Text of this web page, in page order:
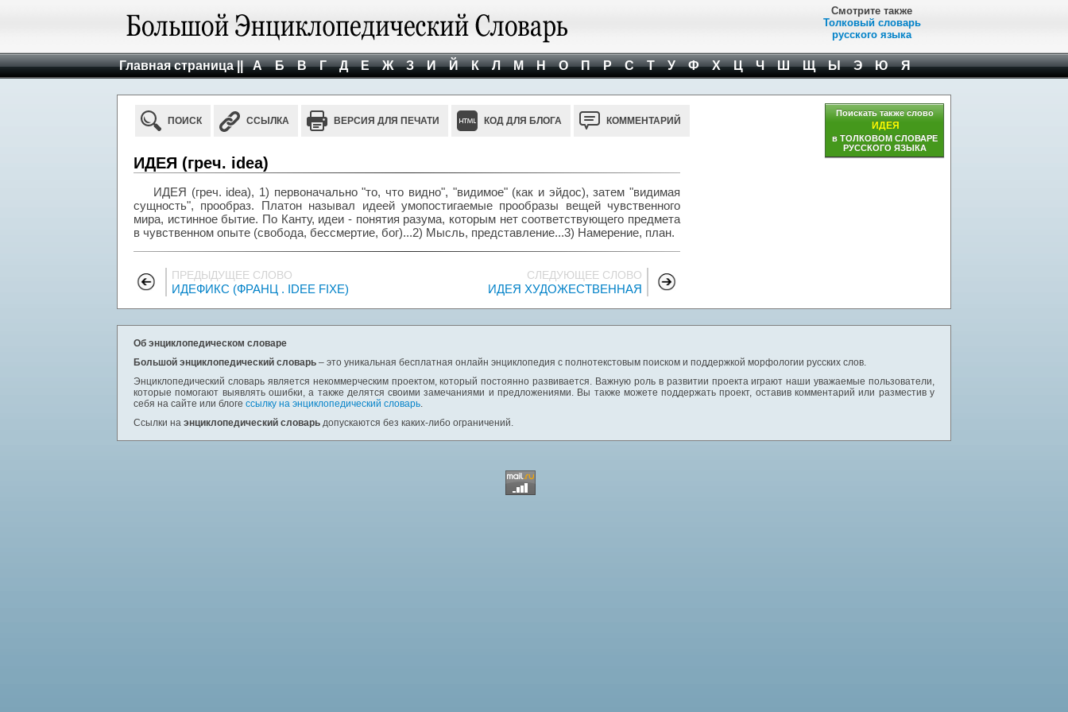
Смотрите также
Толковый словарь
русского языка
Главная страница || А Б В Г Д Е Ж З И Й К Л М Н О П Р С Т У Ф Х Ц Ч Ш Щ Ы Э Ю Я
ПОИСК ССЫЛКА ВЕРСИЯ ДЛЯ ПЕЧАТИ КОД ДЛЯ БЛОГА КОММЕНТАРИЙ
ИДЕЯ (греч. idea)
ИДЕЯ (греч. idea), 1) первоначально "то, что видно", "видимое" (как и эйдос), затем "видимая
сущность", прообраз. Платон называл идеей умопостигаемые прообразы вещей чувственного
мира, истинное бытие. По Канту, идеи - понятия разума, которым нет соответствующего предмета
в чувственном опыте (свобода, бессмертие, бог)...2) Мысль, представление...3) Намерение, план.
ПРЕДЫДУЩЕЕ СЛОВО
ИДЕФИКС (ФРАНЦ . IDEE FIXE)
СЛЕДУЮЩЕЕ СЛОВО
ИДЕЯ ХУДОЖЕСТВЕННАЯ
Поискать также слово
ИДЕЯ
в ТОЛКОВОМ СЛОВАРЕ
РУССКОГО ЯЗЫКА
Об энциклопедическом словаре
Большой энциклопедический словарь – это уникальная бесплатная онлайн энциклопедия с полнотекстовым поиском и поддержкой морфологии русских слов.
Энциклопедический словарь является некоммерческим проектом, который постоянно развивается. Важную роль в развитии проекта играют наши уважаемые пользователи,
которые помогают выявлять ошибки, а также делятся своими замечаниями и предложениями. Вы также можете поддержать проект, оставив комментарий или разместив у
себя на сайте или блоге ссылку на энциклопедический словарь.
Ссылки на энциклопедический словарь допускаются без каких-либо ограничений.